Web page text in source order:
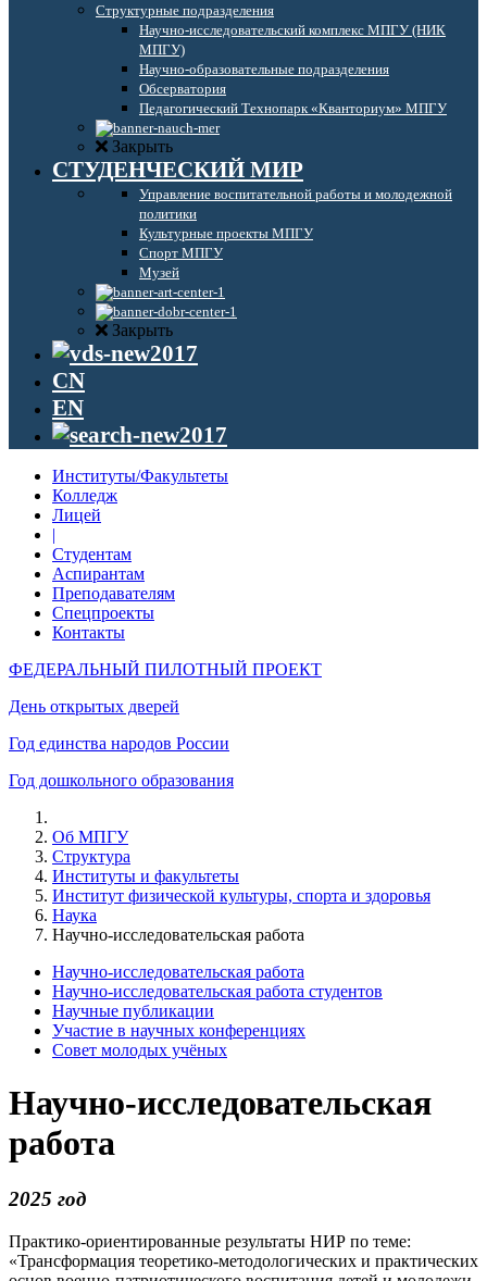
Структурные подразделения
Научно-исследовательский комплекс МПГУ (НИК
МПГУ)
Научно-образовательные подразделения
Обсерватория
Педагогический Технопарк «Кванториум» МПГУ
Закрыть
СТУДЕНЧЕСКИЙ МИР
Управление воспитательной работы и молодежной
политики
Культурные проекты МПГУ
Спорт МПГУ
Музей
Закрыть
CN
EN
Институты/Факультеты
Колледж
Лицей
|
Студентам
Аспирантам
Преподавателям
Спецпроекты
Контакты
ФЕДЕРАЛЬНЫЙ ПИЛОТНЫЙ ПРОЕКТ
День открытых дверей
Год единства народов России
Год дошкольного образования
Об МПГУ
Структура
Институты и факультеты
Институт физической культуры, спорта и здоровья
Наука
Научно-исследовательская работа
Научно-исследовательская работа
Научно-исследовательская работа студентов
Научные публикации
Участие в научных конференциях
Совет молодых учёных
Научно-исследовательская
работа
2025 год
Практико-ориентированные результаты НИР по теме:
«Трансформация теоретико-методологических и практических